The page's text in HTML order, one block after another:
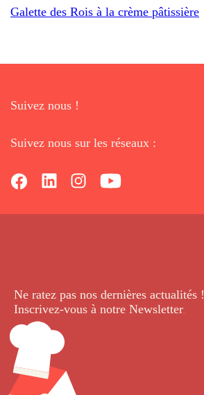
Galette des Rois à la crème pâtissière
Suivez nous !
Suivez nous sur les réseaux :
Ne ratez pas nos dernières actualités !
Inscrivez-vous à notre Newsletter.